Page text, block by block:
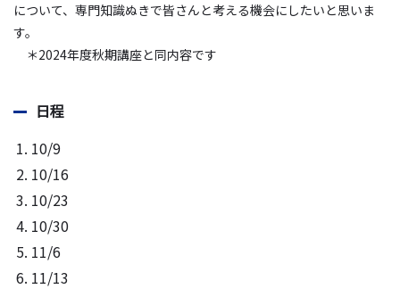
について、専門知識ぬきで皆さんと考える機会にしたいと思いま
す。
＊2024年度秋期講座と同内容です
日程
10/9
10/16
10/23
10/30
11/6
11/13